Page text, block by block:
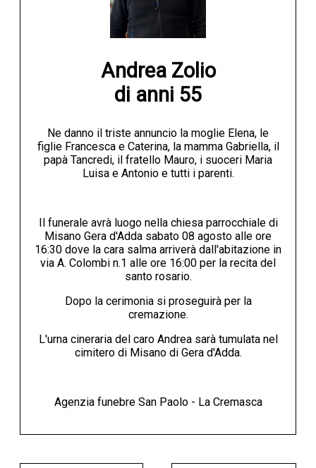
Andrea Zolio
di anni 55
Ne danno il triste annuncio la moglie Elena, le
figlie Francesca e Caterina, la mamma Gabriella, il
papà Tancredi, il fratello Mauro, i suoceri Maria
Luisa e Antonio e tutti i parenti.
Il funerale avrà luogo nella chiesa parrocchiale di
Misano Gera d'Adda sabato 08 agosto alle ore
16:30 dove la cara salma arriverà dall'abitazione in
via A. Colombi n.1 alle ore 16:00 per la recita del
santo rosario.
Dopo la cerimonia si proseguirà per la
cremazione.
L'urna cineraria del caro Andrea sarà tumulata nel
cimitero di Misano di Gera d'Adda.
Agenzia funebre San Paolo - La Cremasca